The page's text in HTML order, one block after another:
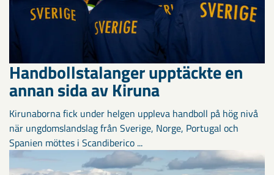
Handbollstalanger upptäckte en
annan sida av Kiruna
Kirunaborna fick under helgen uppleva handboll på hög nivå
när ungdomslandslag från Sverige, Norge, Portugal och
Spanien möttes i Scandiberico ...